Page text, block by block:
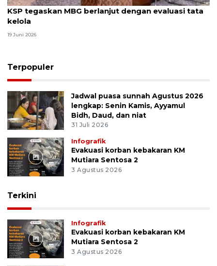
KSP tegaskan MBG berlanjut dengan evaluasi tata
kelola
19 Juni 2026
Terpopuler
Jadwal puasa sunnah Agustus 2026
lengkap: Senin Kamis, Ayyamul
Bidh, Daud, dan niat
31 Juli 2026
Infografik
Evakuasi korban kebakaran KM
Mutiara Sentosa 2
3 Agustus 2026
Terkini
Infografik
Evakuasi korban kebakaran KM
Mutiara Sentosa 2
3 Agustus 2026